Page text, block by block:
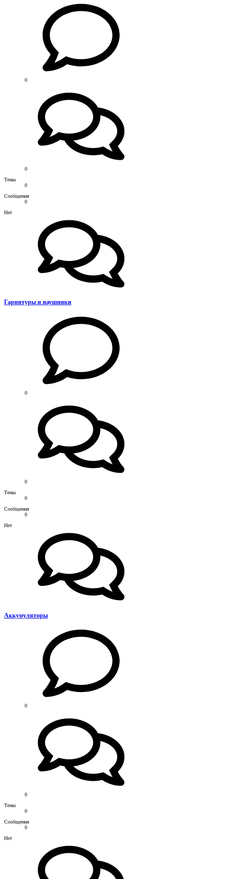
0
0
Темы
0
Сообщения
0
Нет
Гарнитуры и наушники
0
0
Темы
0
Сообщения
0
Нет
Аккумуляторы
0
0
Темы
0
Сообщения
0
Нет